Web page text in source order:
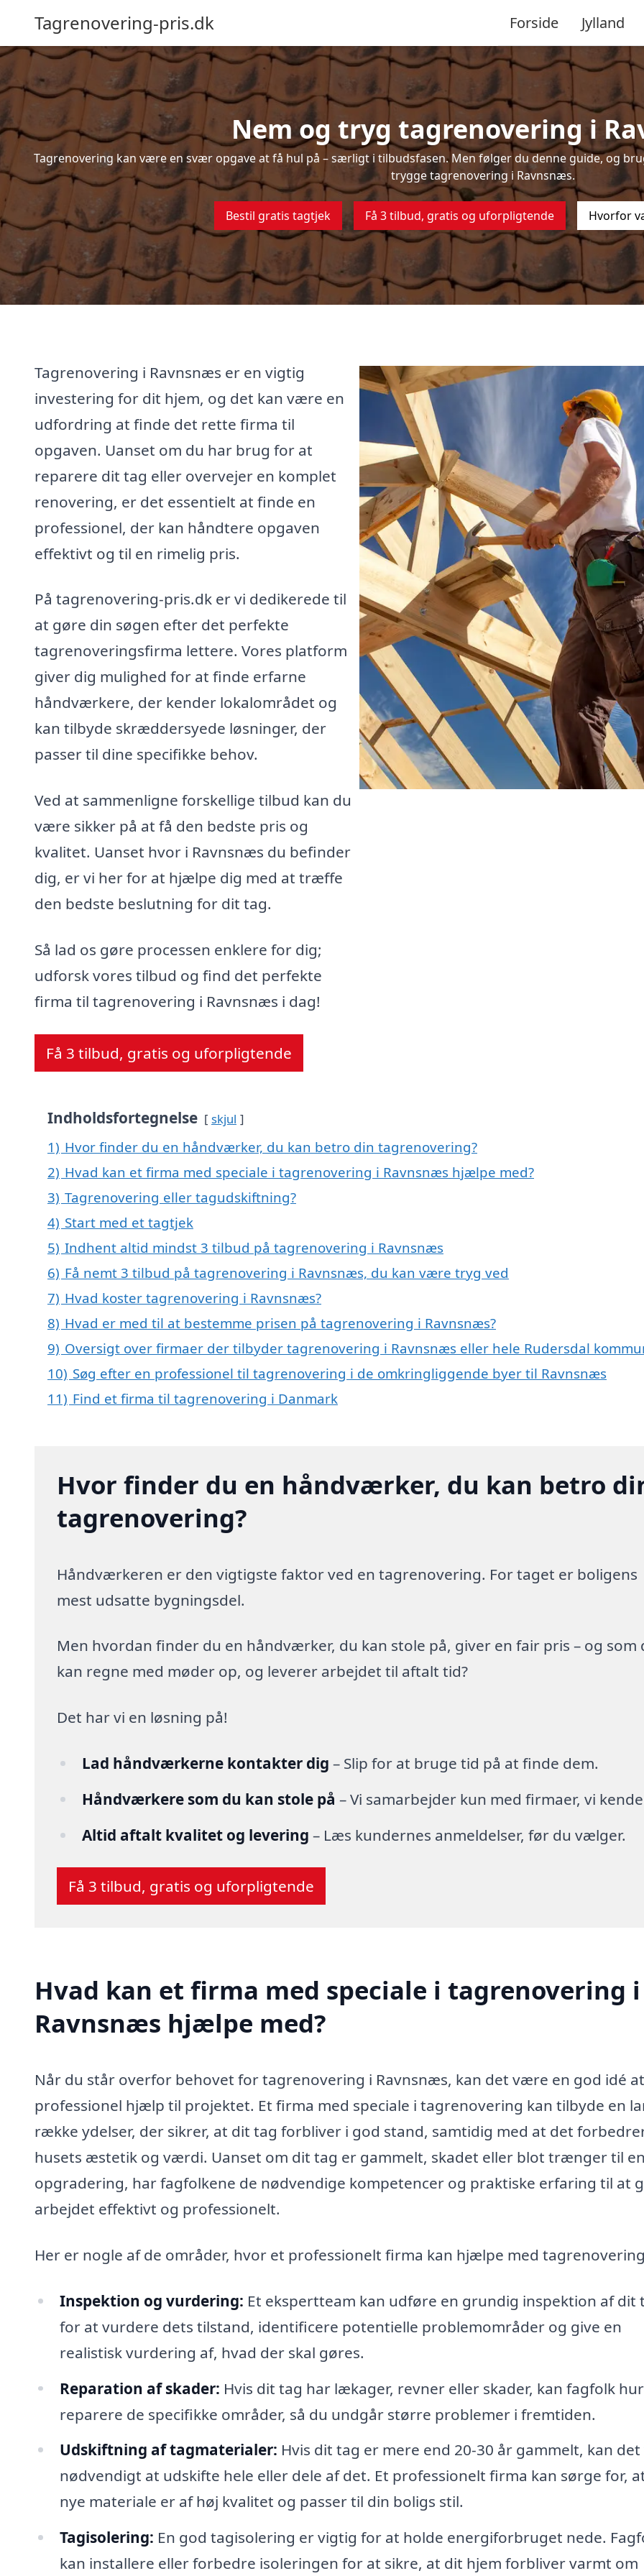
Tagrenovering-pris.dk Forside Jylland
Nem og tryg tagrenovering i
Tagrenovering kan være en svær opgave at få hul på – særligt i tilbudsfasen. Men følger du denne guide, og
trygge tagrenovering i Ravnsnæs.
Bestil gratis tagtjek Få 3 tilbud, gratis og uforpligtende Hvorfor
Tagrenovering i Ravnsnæs er en vigtig
investering for dit hjem, og det kan være en
udfordring at finde det rette firma til
opgaven. Uanset om du har brug for at
reparere dit tag eller overvejer en komplet
renovering, er det essentielt at finde en
professionel, der kan håndtere opgaven
effektivt og til en rimelig pris.
På tagrenovering-pris.dk er vi dedikerede til
at gøre din søgen efter det perfekte
tagrenoveringsfirma lettere. Vores platform
giver dig mulighed for at finde erfarne
håndværkere, der kender lokalområdet og
kan tilbyde skræddersyede løsninger, der
passer til dine specifikke behov.
Ved at sammenligne forskellige tilbud kan du
være sikker på at få den bedste pris og
kvalitet. Uanset hvor i Ravnsnæs du befinder
dig, er vi her for at hjælpe dig med at træffe
den bedste beslutning for dit tag.
Så lad os gøre processen enklere for dig;
udforsk vores tilbud og find det perfekte
firma til tagrenovering i Ravnsnæs i dag!
Få 3 tilbud, gratis og uforpligtende
Indholdsfortegnelse skjul
1) Hvor finder du en håndværker, du kan betro din tagrenovering?
2) Hvad kan et firma med speciale i tagrenovering i Ravnsnæs hjælpe med?
3) Tagrenovering eller tagudskiftning?
4) Start med et tagtjek
5) Indhent altid mindst 3 tilbud på tagrenovering i Ravnsnæs
6) Få nemt 3 tilbud på tagrenovering i Ravnsnæs, du kan være tryg ved
7) Hvad koster tagrenovering i Ravnsnæs?
8) Hvad er med til at bestemme prisen på tagrenovering i Ravnsnæs?
9) Oversigt over firmaer der tilbyder tagrenovering i Ravnsnæs eller hele Rudersdal
10) Søg efter en professionel til tagrenovering i de omkringliggende byer til Ravnsnæs
11) Find et firma til tagrenovering i Danmark
Hvor finder du en håndværker, du kan betro
tagrenovering?
Håndværkeren er den vigtigste faktor ved en tagrenovering. For taget er boligens
mest udsatte bygningsdel.
Men hvordan finder du en håndværker, du kan stole på, giver en fair pris – og som
kan regne med møder op, og leverer arbejdet til aftalt tid?
Det har vi en løsning på!
Lad håndværkerne kontakter dig – Slip for at bruge tid på at finde dem.
Håndværkere som du kan stole på – Vi samarbejder kun med firmaer, vi
Altid aftalt kvalitet og levering – Læs kundernes anmeldelser, før du vælger.
Få 3 tilbud, gratis og uforpligtende
Hvad kan et firma med speciale i tagrenovering i
Ravnsnæs hjælpe med?
Når du står overfor behovet for tagrenovering i Ravnsnæs, kan det være en god idé
professionel hjælp til projektet. Et firma med speciale i tagrenovering kan tilbyde en
række ydelser, der sikrer, at dit tag forbliver i god stand, samtidig med at det
husets æstetik og værdi. Uanset om dit tag er gammelt, skadet eller blot trænger til en
opgradering, har fagfolkene de nødvendige kompetencer og praktiske erfaring til at
arbejdet effektivt og professionelt.
Her er nogle af de områder, hvor et professionelt firma kan hjælpe med
Inspektion og vurdering: Et ekspertteam kan udføre en grundig inspektion af dit
for at vurdere dets tilstand, identificere potentielle problemområder og give en
realistisk vurdering af, hvad der skal gøres.
Reparation af skader: Hvis dit tag har lækager, revner eller skader, kan fagfolk
reparere de specifikke områder, så du undgår større problemer i fremtiden.
Udskiftning af tagmaterialer: Hvis dit tag er mere end 20-30 år gammelt, kan
nødvendigt at udskifte hele eller dele af det. Et professionelt firma kan sørge for,
nye materiale er af høj kvalitet og passer til din boligs stil.
Tagisolering: En god tagisolering er vigtig for at holde energiforbruget nede.
kan installere eller forbedre isoleringen for at sikre, at dit hjem forbliver varmt om